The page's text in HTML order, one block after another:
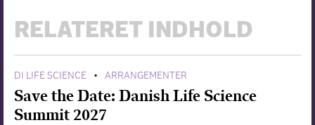
RELATERET INDHOLD
DI LIFE SCIENCE • ARRANGEMENTER
Save the Date: Danish Life Science
Summit 2027